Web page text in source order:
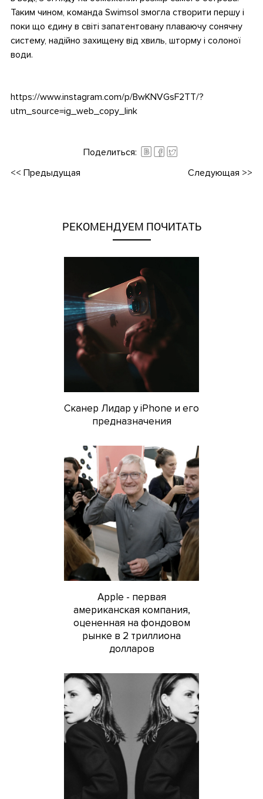
Таким чином, команда Swimsol змогла створити першу і
поки що єдину в світі запатентовану плаваючу сонячну
систему, надійно захищену від хвиль, шторму і солоної
води.
https://www.instagram.com/p/BwKNVGsF2TT/?
utm_source=ig_web_copy_link
Поделиться:
<< Предыдущая Следующая >>
РЕКОМЕНДУЕМ ПОЧИТАТЬ
Сканер Лидар у iPhone и его
предназначения
Apple - первая
американская компания,
оцененная на фондовом
рынке в 2 триллиона
долларов